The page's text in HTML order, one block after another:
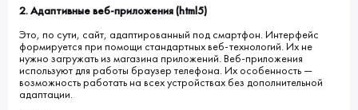
2. Адаптивные веб-приложения (html5)
Это, по сути, сайт, адаптированный под смартфон. Интерфейс
формируется при помощи стандартных веб-технологий. Их не
нужно загружать из магазина приложений. Веб-приложения
используют для работы браузер телефона. Их особенность —
возможность работать на всех устройствах без дополнительной
адаптации.